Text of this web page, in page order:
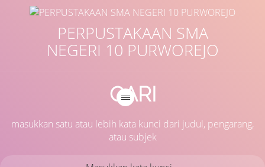
PERPUSTAKAAN SMA
NEGERI 10 PURWOREJO
CARI
masukkan satu atau lebih kata kunci dari judul, pengarang,
atau subjek